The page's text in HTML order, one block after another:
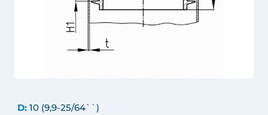
D: 10 (9,9-25/64``)